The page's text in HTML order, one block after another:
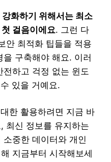
화하기 위해서는 최소
걸음이에요. 그런 다
안 최적화 팁들을 적용
구축해야 해요. 이러
하고 걱정 없는 윈도
있을 거예요.
한 활용하려면 지금 바
최신 정보를 유지하는
중한 데이터와 개인
지금부터 시작해보세